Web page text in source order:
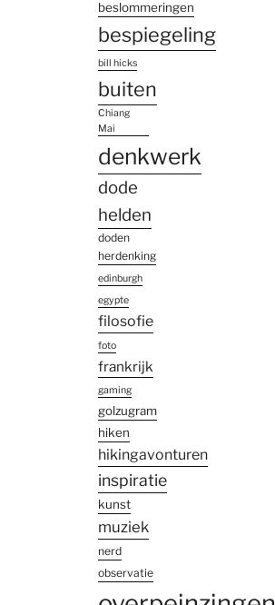
beslommeringen
bespiegeling
bill hicks
buiten
Chiang
Mai
denkwerk
dode
helden
doden
herdenking
edinburgh
egypte
filosofie
foto
frankrijk
gaming
golzugram
hiken
hikingavonturen
inspiratie
kunst
muziek
nerd
observatie